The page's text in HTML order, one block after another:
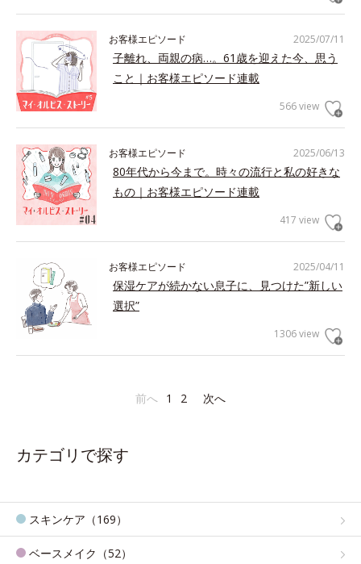
2025/07/11
お客様エピソード
子離れ、両親の病…。61歳を迎えた今、思う
こと｜お客様エピソード連載
566 view
2025/06/13
お客様エピソード
80年代から今まで。時々の流行と私の好きな
もの｜お客様エピソード連載
417 view
2025/04/11
お客様エピソード
保湿ケアが続かない息子に、見つけた”新しい
選択”
1306 view
前へ 1 2 次へ
カテゴリで探す
スキンケア（169）
ベースメイク（52）